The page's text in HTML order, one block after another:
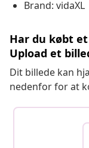
Brand: vidaXL
Har du købt
Upload et
Dit billede kan
nedenfor for at